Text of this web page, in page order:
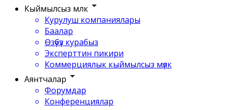
Кыймылсыз мүлк
Курулуш компаниялары
Баалар
Өзүбүз курабыз
Эксперттин пикири
Коммерциялык кыймылсыз мүлк
Аянтчалар
Форумдар
Конференциялар